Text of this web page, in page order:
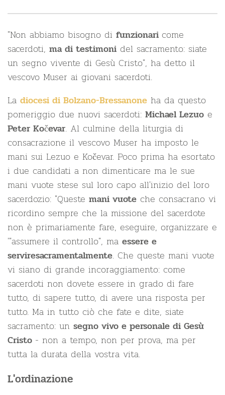
"Non abbiamo bisogno di funzionari come
sacerdoti, ma di testimoni del sacramento: siate
un segno vivente di Gesù Cristo", ha detto il
vescovo Muser ai giovani sacerdoti.
La diocesi di Bolzano-Bressanone ha da questo
pomeriggio due nuovi sacerdoti: Michael Lezuo e
Peter Kočevar. Al culmine della liturgia di
consacrazione il vescovo Muser ha imposto le
mani sui Lezuo e Kočevar. Poco prima ha esortato
i due candidati a non dimenticare ma le sue
mani vuote stese sul loro capo all'inizio del loro
sacerdozio: "Queste mani vuote che consacrano vi
ricordino sempre che la missione del sacerdote
non è primariamente fare, eseguire, organizzare e
'"assumere il controllo", ma essere e
serviresacramentalmente. Che queste mani vuote
vi siano di grande incoraggiamento: come
sacerdoti non dovete essere in grado di fare
tutto, di sapere tutto, di avere una risposta per
tutto. Ma in tutto ciò che fate e dite, siate
sacramento: un segno vivo e personale di Gesù
Cristo - non a tempo, non per prova, ma per
tutta la durata della vostra vita.
L'ordinazione